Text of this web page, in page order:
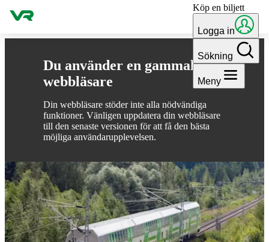
Du använder en gammal
webbläsare
Din webbläsare stöder inte alla nödvändiga
funktioner. Vänligen uppdatera din webbläsare
till den senaste versionen för att få den bästa
möjliga användarupplevelsen.
Gå till innehållet Köp en biljett
Logga in
Sökning
Meny